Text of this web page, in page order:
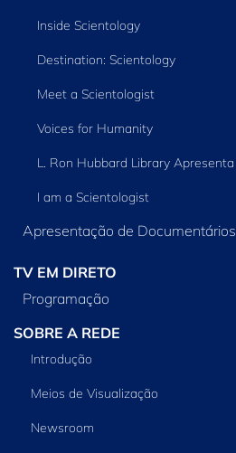
Inside Scientology
Destination: Scientology
Meet a Scientologist
Voices for Humanity
L. Ron Hubbard Library Apresenta
I am a Scientologist
Apresentação de Documentários
TV EM DIRETO
Programação
SOBRE A REDE
Introdução
Meios de Visualização
Newsroom